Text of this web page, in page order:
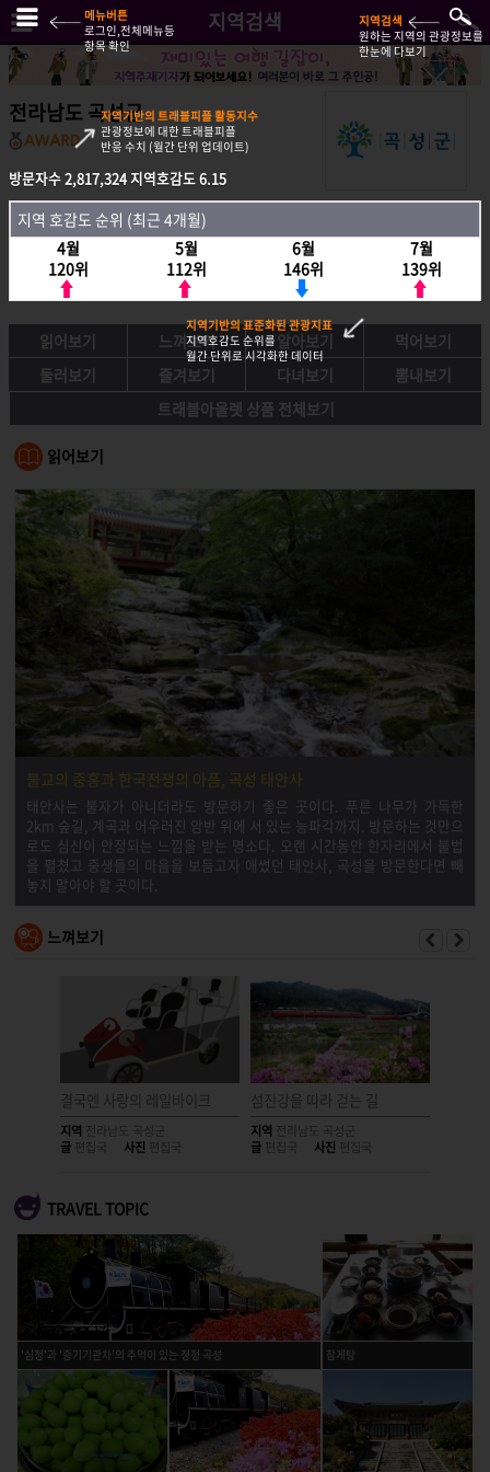
지역검색
전라남도 곡성군
방문자수2,817,324지역호감도6.15
지역호감도 순위 (최근 4개월)
4월
120위
5월
112위
6월
146위
7월
139위
읽어보기 느껴보기 알아보기
먹어보기
둘러보기
즐겨보기 다녀보기
뽐내보기
트래블아울렛 상품 전체보기
읽어보기
불교의 중흥과 한국전쟁의 아픔, 곡성 태안사
태안사는 불자가 아니더라도 방문하기 좋은 곳이다. 푸른 나무가 가득한
2km 숲길, 계곡과 어우러진 암반 위에 서 있는 능파각까지. 방문하는 것만으
로도 심신이 안정되는 느낌을 받는 명소다. 오랜 시간동안 한자리에서 불법
을 펼쳤고 중생들의 마음을 보듬고자 애썼던 태안사, 곡성을 방문한다면 빼
놓지 말아야 할 곳이다.
느껴보기
결국엔 사랑의 레일바이크
지역 전라남도 곡성군
글 편집국 사진 편집국
섬진강을 따라 걷는 길
지역 전라남도 곡성군
글 편집국 사진 편집국
TRAVEL TOPIC
'심청'과 '증기기관차'의 추억이 있는 청정 곡성 참게탕
방문자수2,817,324지역호감도6.15
지역 호감도 순위 (최근 4개월)
4월
120위
5월
112위
6월
146위
7월
139위
메뉴버튼
로그인,전체메뉴등
항목 확인
지역검색
원하는 지역의 관광정보를
한눈에 다보기
지역기반의 트래블피플 활동지수
관광정보에 대한 트래블피플
반응 수치 (월간 단위 업데이트)
지역기반의 표준화된 관광지표
지역호감도 순위를
월간 단위로 시각화한 데이터